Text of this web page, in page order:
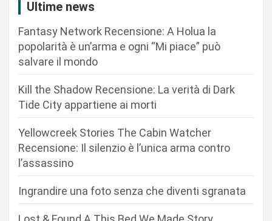
Ultime news
Fantasy Network Recensione: A Holua la
popolarità è un’arma e ogni “Mi piace” può
salvare il mondo
Kill the Shadow Recensione: La verità di Dark
Tide City appartiene ai morti
Yellowcreek Stories The Cabin Watcher
Recensione: Il silenzio è l’unica arma contro
l’assassino
Ingrandire una foto senza che diventi sgranata